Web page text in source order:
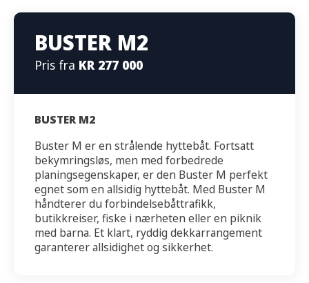
BUSTER M2
Pris fra KR 277 000
BUSTER M2
Buster M er en strålende hyttebåt. Fortsatt
bekymringsløs, men med forbedrede
planingsegenskaper, er den Buster M perfekt
egnet som en allsidig hyttebåt. Med Buster M
håndterer du forbindelsebåttrafikk,
butikkreiser, fiske i nærheten eller en piknik
med barna. Et klart, ryddig dekkarrangement
garanterer allsidighet og sikkerhet.